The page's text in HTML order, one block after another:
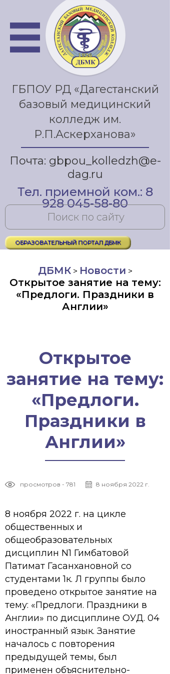
ГБПОУ РД «Дагестанский
базовый медицинский
колледж им.
Р.П.Аскерханова»
Почта: gbpou_kolledzh@e-
dag.ru
Тел. приемной ком.: 8
928 045-58-80
ОБРАЗОВАТЕЛЬНЫЙ ПОРТАЛ ДБМК
ДБМК> Новости >
Открытое занятие на тему:
«Предлоги. Праздники в
Англии»
Открытое
занятие на тему:
«Предлоги.
Праздники в
Англии»
просмотров - 781 8 ноября 2022 г.
8 ноября 2022 г. на цикле
общественных и
общеобразовательных
дисциплин N1 Гимбатовой
Патимат Гасанхановной со
студентами 1к. Л группы было
проведено открытое занятие на
тему: «Предлоги. Праздники в
Англии» по дисциплине ОУД. 04
иностранный язык. Занятие
началось с повторения
предыдущей темы, был
применен объяснительно-